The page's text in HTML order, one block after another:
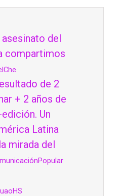
del
compartimos
de 2
+ 2 años de
Un
Latina
mirada del